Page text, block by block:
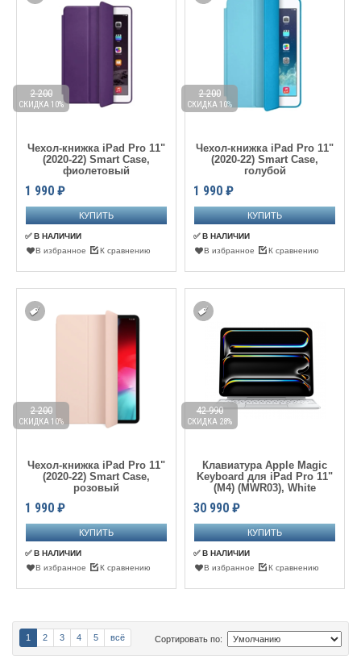
Чехол-книжка iPad Pro 11"
(2020-22) Smart Case,
фиолетовый
1 990 ₽
2 200
СКИДКА 10%
✅ В НАЛИЧИИ
В избранное
К сравнению
Чехол-книжка iPad Pro 11"
(2020-22) Smart Case,
голубой
1 990 ₽
2 200
СКИДКА 10%
✅ В НАЛИЧИИ
В избранное
К сравнению
Чехол-книжка iPad Pro 11"
(2020-22) Smart Case,
розовый
1 990 ₽
2 200
СКИДКА 10%
✅ В НАЛИЧИИ
В избранное
К сравнению
Клавиатура Apple Magic
Keyboard для iPad Pro 11"
(M4) (MWR03), White
30 990 ₽
42 990
СКИДКА 28%
✅ В НАЛИЧИИ
В избранное
К сравнению
Сортировать по:
1 2 3 4 5 всё